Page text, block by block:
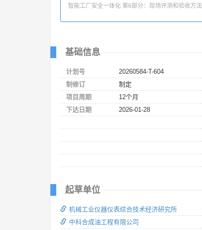
智能工厂安全一体化 第6部分：现场评测和验收方法
基础信息
计划号
20260584-T-604
制修订
制定
项目周期
12个月
下达日期
2026-01-28
起草单位
机械工业仪器仪表综合技术经济研究所
中科合成油工程有限公司